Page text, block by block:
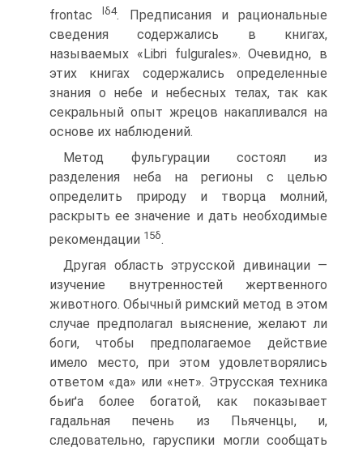
frontaclδ4. Предписания и рациональные
сведения содержались в книгах,
называемых «Libri fulgurales». Очевидно, в
этих книгах содержались определенные
знания о небе и небесных телах, так как
секральный опыт жрецов на­капливался на
основе их наблюдений.
Метод фульгурации состоял из
разделения неба на регионы с целью
определить природу и творца молний,
раскрыть ее зна­чение и дать необходимые
рекомендации 15δ.
Другая область этрусской дивинации —
изучение внутрен­ностей жертвенного
животного. Обычный римский метод в этом
случае предполагал выяснение, желают ли
боги, чтобы пред­полагаемое действие
имело место, при этом удовлетворялись
ответом «да» или «нет». Этрусская техника
бьиґа более богатой, как показывает
гадальная печень из Пьяченцы, и,
следователь­но, гаруспики могли сообщать